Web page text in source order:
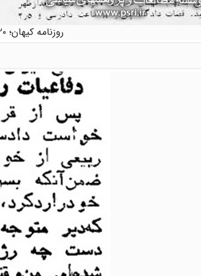
روزنامه کیهان؛ ۲۰ فروردین ۱۳۵۸